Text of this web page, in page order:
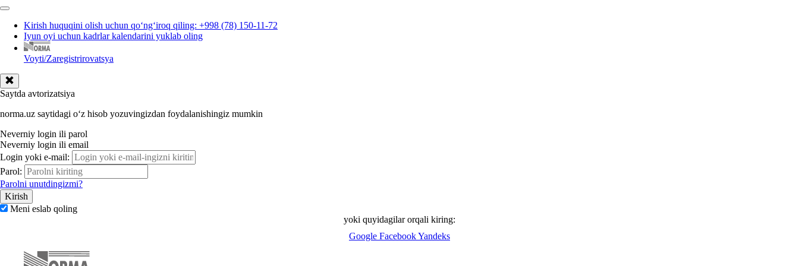
Kirish huquqini olish uchun qoʻngʻiroq qiling: +998 (78) 150-11-72
Iyun oyi uchun kadrlar kalendarini yuklab oling
Voyti/Zaregistrirovatsya
Saytda avtorizatsiya
norma.uz saytidagi oʻz hisob yozuvingizdan foydalanishingiz mumkin
Neverniy login ili parol
Neverniy login ili email
Login yoki e-mail:
Parol:
Parolni unutdingizmi?
Meni eslab qoling
yoki quyidagilar orqali kiring:
Google FacebookYandeks